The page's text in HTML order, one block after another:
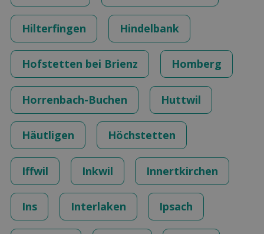
Hilterfingen Hindelbank
Hofstetten bei Brienz Homberg
Horrenbach-Buchen Huttwil
Häutligen Höchstetten
Iffwil Inkwil Innertkirchen
Ins Interlaken Ipsach